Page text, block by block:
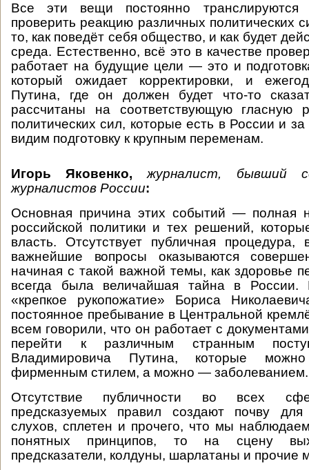
Все эти вещи постоянно
проверить реакцию различных политических
то, как поведёт себя общество, и как будет
среда. Естественно, всё это в качестве
работает на будущие цели — это и
который ожидает корректировки, и
Путина, где он должен будет что-то
рассчитаны на соответствующую гласную
политических сил, которые есть в России и
видим подготовку к крупным переменам.
Игорь Яковенко,журналист, бывший
журналистов России:
Основная причина этих событий — полная
российской политики и тех решений,
власть. Отсутствует публичная процедура,
важнейшие вопросы оказываются
начиная с такой важной темы, как здоровье
всегда была величайшая тайна в России.
«крепкое рукопожатие» Бориса
постоянное пребывание в Центральной
всем говорили, что он работает с
перейти к различным странным
Владимировича Путина, которые
фирменным стилем, а можно — заболеванием.
Отсутствие публичности во всех
предсказуемых правил создают почву
слухов, сплетен и прочего, что мы
понятных принципов, то на сцену
предсказатели, колдуны, шарлатаны и прочие